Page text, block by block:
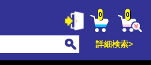
0 0
詳細検索>